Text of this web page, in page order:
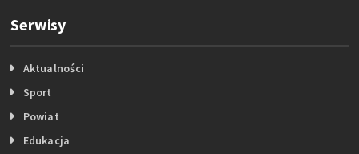
Serwisy
Aktualności
Sport
Powiat
Edukacja